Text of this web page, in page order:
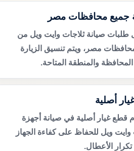
جميع محافظات مصر
طلبات صيانة ثلاجات وايت ويل من
مصر، ويتم تنسيق الزيارة
والمنطقة المتاحة.
أصلية
قطع غيار أصلية في صيانة أجهزة
وايت ويل للحفاظ على كفاءة الجهاز
تكرار الأعطال.